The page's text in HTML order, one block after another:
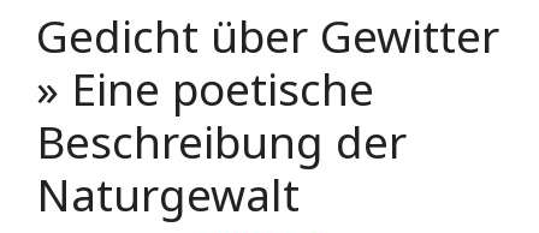
Gedicht über Gewitter
» Eine poetische
Beschreibung der
Naturgewalt